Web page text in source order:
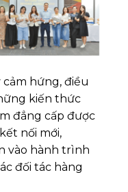
hứng, điều
kiến thức
đẳng cấp được
nối mới,
vào hành trình
đối tác hàng